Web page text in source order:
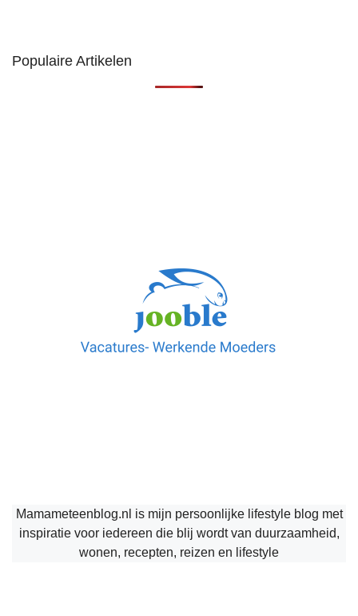
Populaire Artikelen
Mamameteenblog.nl is mijn persoonlijke lifestyle blog met
inspiratie voor iedereen die blij wordt van duurzaamheid,
wonen, recepten, reizen en lifestyle